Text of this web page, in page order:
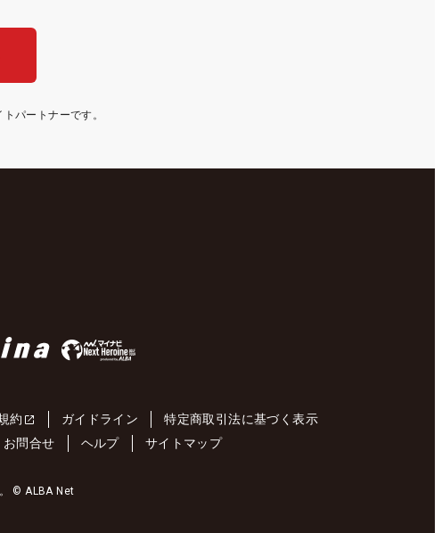
パートナーです。
約 ガイドライン
特定商取引法に基づく表示
お問合せ ヘルプ サイトマップ
© ALBA Net